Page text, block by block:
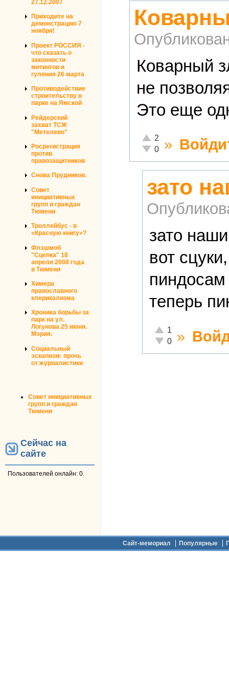
27.12.2007
Приходите на
демонстрацию 7
ноября!
Проект РОССИЯ -
что сказать о
законности
митингов и
гуляния 26 марта
Противодействие
строительству в
парке на Ямской
Рейдерский
захват ТСЖ
"Метелево"
Росрегистрация
против
правозащитников
Снова Прудников.
Совет
инициативных
групп и граждан
Тюмени
Троллейбус - в
«Красную книгу»?
Флэшмоб
"Сцепка" 18
апреля 2008 года
в Тюмени
Химера
православного
клерикализма
Хроника борьбы за
парк на ул.
Логунова 25 июня.
Мэрия.
Социальный
эскапизм: прочь
от журналистики
Совет инициативных
групп и граждан
Тюмени
Сейчас на
сайте
Пользователей онлайн: 0.
Коварный
не
Это еще
Отлично!
2
Неадекватно!
0 »
зато
зато
вот
пиндосам
теперь
Отлично!
1
Неадекватно!
0 »
Сайт-мемориал Популярные